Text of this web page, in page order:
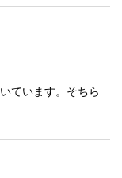
ています。そちら